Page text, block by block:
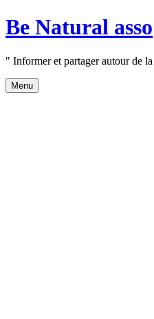
Aller
au
Be Natural asso
" Informer et partager autour de
Menu